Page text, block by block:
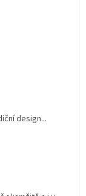
design...